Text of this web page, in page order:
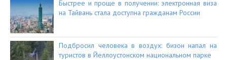
Быстрее и проще в получении: электронная виза
на Тайвань стала доступна гражданам России
Подбросил человека в воздух: бизон напал на
туристов в Йеллоустонском национальном парке